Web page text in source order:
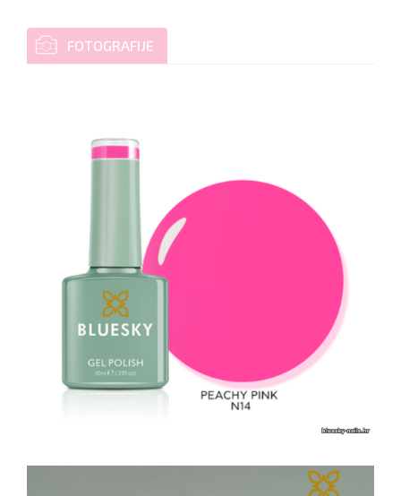
FOTOGRAFIJE